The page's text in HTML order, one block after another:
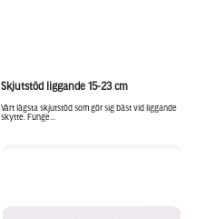
Skjutstöd liggande 15-23 cm
Vårt lägsta skjutstöd som gör sig bäst vid liggande
skytte. Funge...